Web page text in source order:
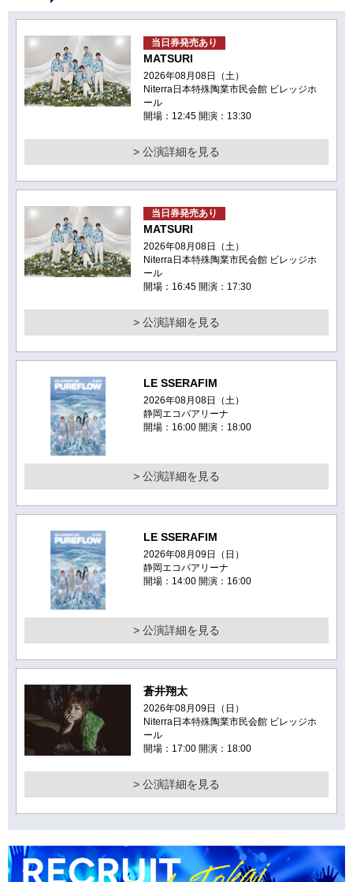
当日券発売あり
MATSURI
2026年08月08日（土）
Niterra日本特殊陶業市民会館 ビレッジホ
ール
開場：12:45 開演：13:30
> 公演詳細を見る
当日券発売あり
MATSURI
2026年08月08日（土）
Niterra日本特殊陶業市民会館 ビレッジホ
ール
開場：16:45 開演：17:30
> 公演詳細を見る
LE SSERAFIM
2026年08月08日（土）
静岡エコパアリーナ
開場：16:00 開演：18:00
> 公演詳細を見る
LE SSERAFIM
2026年08月09日（日）
静岡エコパアリーナ
開場：14:00 開演：16:00
> 公演詳細を見る
蒼井翔太
2026年08月09日（日）
Niterra日本特殊陶業市民会館 ビレッジホ
ール
開場：17:00 開演：18:00
> 公演詳細を見る